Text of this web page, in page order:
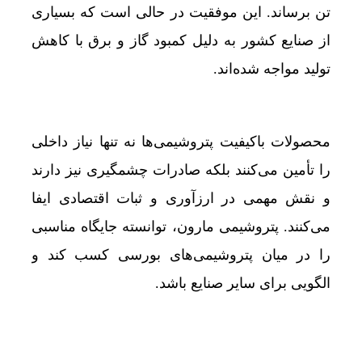
تن برساند. این موفقیت در حالی است که بسیاری
از صنایع کشور به دلیل کمبود گاز و برق با کاهش
تولید مواجه شده‌اند.
محصولات باکیفیت پتروشیمی‌ها نه تنها نیاز داخلی
را تأمین می‌کنند بلکه صادرات چشمگیری نیز دارند
و نقش مهمی در ارزآوری و ثبات اقتصادی ایفا
می‌کنند. پتروشیمی مارون، توانسته جایگاه مناسبی
را در میان پتروشیمی‌های بورسی کسب کند و
الگویی برای سایر صنایع باشد.